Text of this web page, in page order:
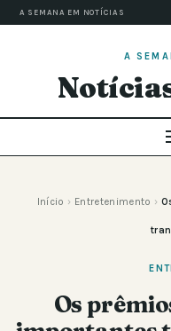
A SEMANA EM NOTÍCIAS
A
Início › Entretenimento ›
Os